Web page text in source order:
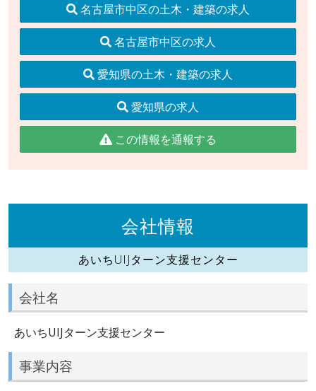
名古屋市中区の土木・建築の求人
名古屋市中区の求人
愛知県の土木・建築の求人
愛知県の求人
この情報を通報する
会社情報
あいちUIJターン支援センター
会社名
あいちUIJターン支援センター
事業内容